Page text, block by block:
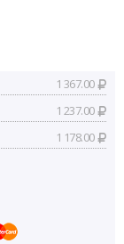
1 367.00
1 237.00
1 178.00